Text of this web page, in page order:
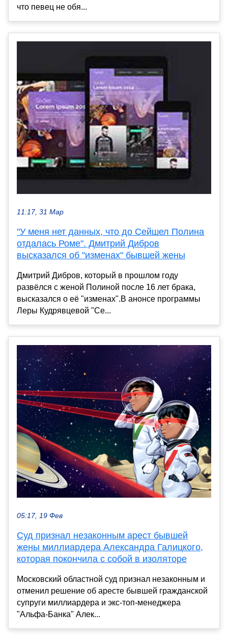
что певец не обя...
11:17, 31 Мар
"У меня нет данных, что до Сейшел Полина
отдалась Роме". Дмитрий Дибров
высказался об "изменах" бывшей жены
Дмитрий Дибров, который в прошлом году
развёлся с женой Полиной после 16 лет брака,
высказался о её "изменах".В анонсе программы
Леры Кудрявцевой "Се...
05:17, 19 Фев
Суд признал незаконным арест бывшей
жены миллиардера Александра Галицкого,
которая покончила с собой в изоляторе
Московский областной суд признал незаконным и
отменил решение об аресте бывшей гражданской
супруги миллиардера и экс-топ-менеджера
"Альфа-Банка" Алек...